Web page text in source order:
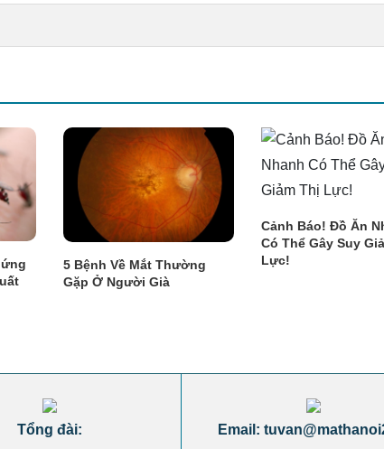
5 Bệnh Về Mắt Thường
Gặp Ở Người Già
Cảnh Báo! Đồ Ăn
Có Thể Gây Suy
Lực!
Tổng đài: Email: